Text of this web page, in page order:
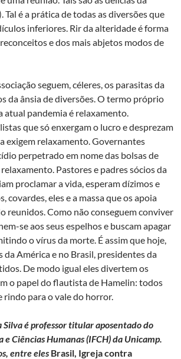
Tal é a prática de todas as diversões que
inferiores. Rir da alteridade é forma
e dos mais abjetos modos de
seguem, céleres, os parasitas da
da ânsia de diversões. O termo próprio
atual pandemia é relaxamento.
que só enxergam o lucro e desprezam
exigem relaxamento. Governantes
perpetrado em nome das bolsas de
Pastores e padres sócios da
proclamar a vida, esperam dízimos e
covardes, eles e a massa que os apoia
reunidos. Como não conseguem conviver
se aos seus espelhos e buscam apagar
o vírus da morte. É assim que hoje,
da América e no Brasil, presidentes da
De modo igual eles divertem os
o papel do flautista de Hamelin: todos
rindo para o vale do horror.
Silva é professor titular aposentado do
Ciências Humanas (IFCH) da Unicamp.
entre eles Brasil, Igreja contra